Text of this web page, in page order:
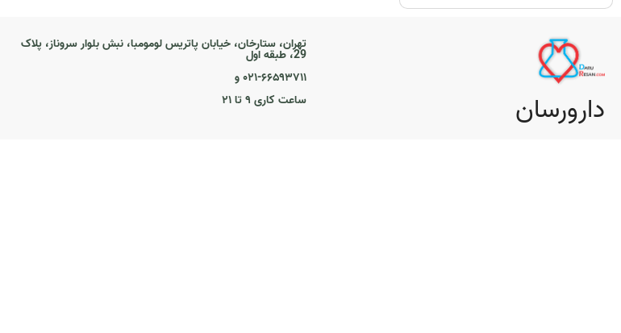
دارورسان
تهران، ستارخان، خیابان پاتریس لومومبا، نبش بلوار سروناز، پلاک
29، طبقه اول
۰۲۱-۶۶۵۹۳۷۱۱ و
ساعت کاری ۹ تا ۲۱